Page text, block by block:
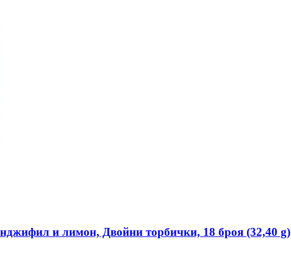
и лимон, Двойни торбички, 18 броя (32,40 g)